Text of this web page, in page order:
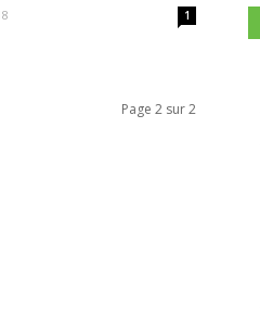
1
Page 2 sur 2